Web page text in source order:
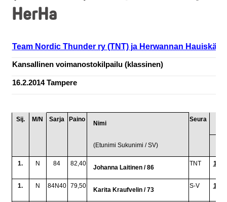
HerHa
Team Nordic Thunder ry (TNT) ja Herwannan
Kansallinen voimanostokilpailu (klassinen)
16.2.2014 Tampere
Sij. M/N Sarja Paino
Nimi
Seura
(Etunimi Sukunimi / SV)
1. N 84 82,40
Johanna Laitinen / 86
TNT
1. N 84N40 79,50
Karita Kraufvelin / 73
S-V